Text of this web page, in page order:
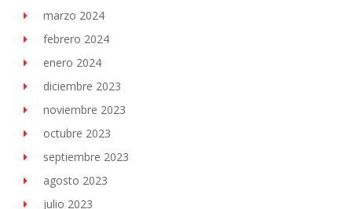
marzo 2024
febrero 2024
enero 2024
diciembre 2023
noviembre 2023
octubre 2023
septiembre 2023
agosto 2023
julio 2023